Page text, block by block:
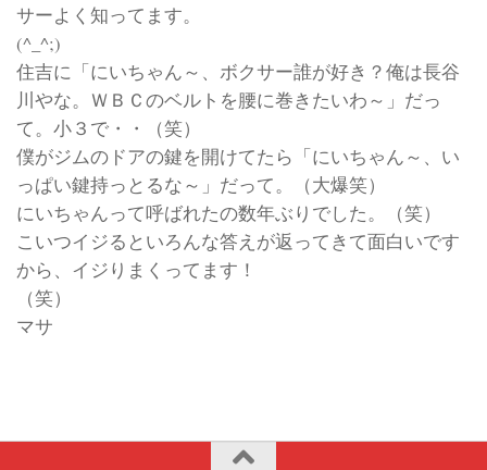
サーよく知ってます。
(^_^;)
住吉に「にいちゃん～、ボクサー誰が好き？俺は長谷
川やな。ＷＢＣのベルトを腰に巻きたいわ～」だっ
て。小３で・・（笑）
僕がジムのドアの鍵を開けてたら「にいちゃん～、い
っぱい鍵持っとるな～」だって。（大爆笑）
にいちゃんって呼ばれたの数年ぶりでした。（笑）
こいつイジるといろんな答えが返ってきて面白いです
から、イジりまくってます！
（笑
マサ